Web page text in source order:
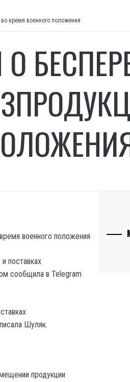
время военного положения
поставках
сообщила в Telegram
Шуляк.
продукции